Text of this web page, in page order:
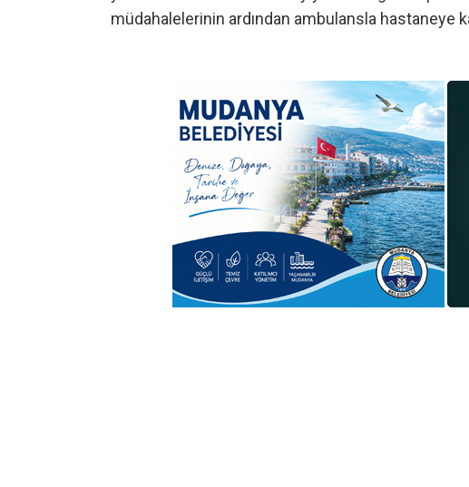
müdahalelerinin ardından ambulansla hastaneye